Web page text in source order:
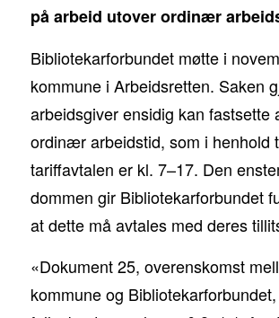
på arbeid utover ordinær
Bibliotekarforbundet møtte i
kommune i Arbeidsretten. Saken
arbeidsgiver ensidig kan fastsette
ordinær arbeidstid, som i henhold
tariffavtalen er kl. 7–17. Den
dommen gir Bibliotekarforbundet
at dette må avtales med deres
«Dokument 25, overenskomst
kommune og Bibliotekarforbundet,